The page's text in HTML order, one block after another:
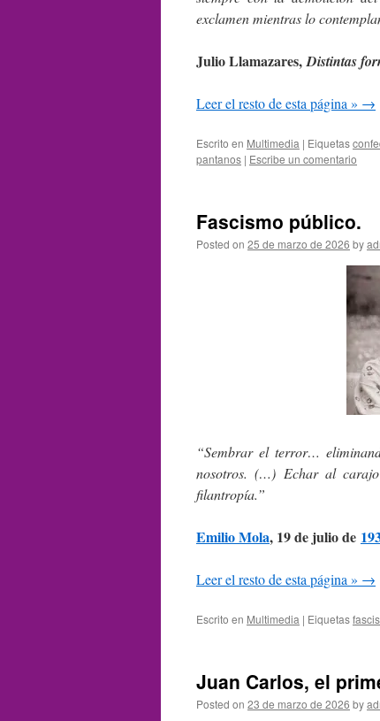
exclamen mientras lo
Julio Llamazares, Distintas
Leer el resto de esta página » →
Escrito en Multimedia | Eiquetas
pantanos | Escribe un comentario
Fascismo público.
Posted on 25 de marzo de 2026 by
“Sembrar el terror…
nosotros. (…) Echar al carajo
filantropía.”
Emilio Mola, 19 de julio de
Leer el resto de esta página » →
Escrito en Multimedia | Eiquetas
Juan Carlos, el
Posted on 23 de marzo de 2026 by